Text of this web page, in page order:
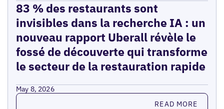
83 % des restaurants sont
invisibles dans la recherche IA : un
nouveau rapport Uberall révèle le
fossé de découverte qui transforme
le secteur de la restauration rapide
May 8, 2026
Read more READ MORE